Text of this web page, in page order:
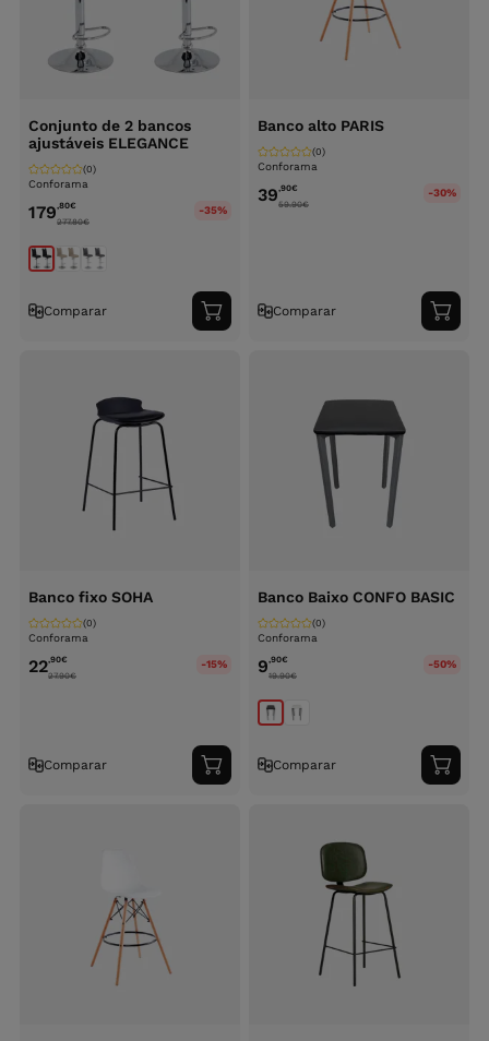
Conjunto de 2 bancos
ajustáveis ELEGANCE
Conforama
(0)
179,80€
277.80€
-35%
Comparar
Adicionar
ao
Banco alto PARIS
Conforama
(0)
39,90€
59.90€
-30%
Comparar
ao
Banco fixo SOHA
Conforama
(0)
22,90€
27.90€
-15%
Comparar
Adicionar
ao
Banco Baixo CONFO BASIC
Conforama
(0)
9,90€
19.90€
-50%
Comparar
ao